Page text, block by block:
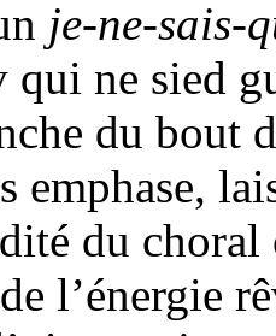
je-ne-sais-
qui ne sied
du bout
emphase,
du
l’énergie